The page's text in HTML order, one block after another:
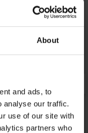
About
and ads, to
analyse our traffic.
use of our site with
partners who